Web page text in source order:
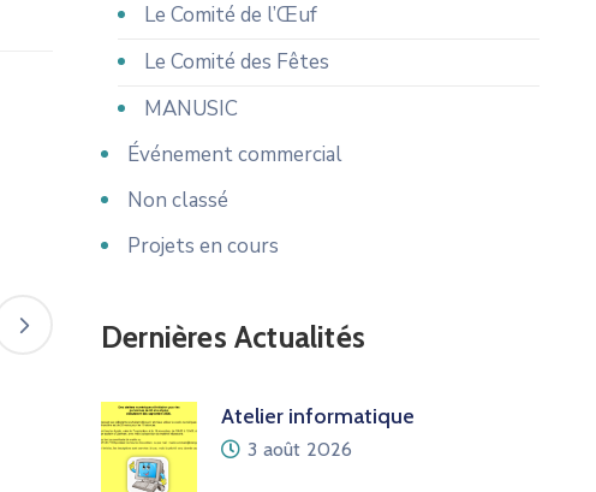
Le Comité de l’Œuf
Le Comité des Fêtes
MANUSIC
Événement commercial
Non classé
Projets en cours
Dernières Actualités
Atelier informatique
3 août 2026